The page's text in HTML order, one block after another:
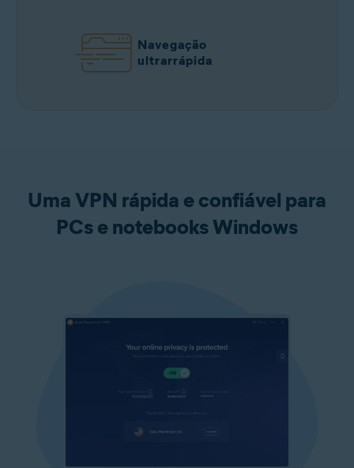
Navegação
ultrarrápida
Uma VPN rápida e confiável para
PCs e notebooks Windows